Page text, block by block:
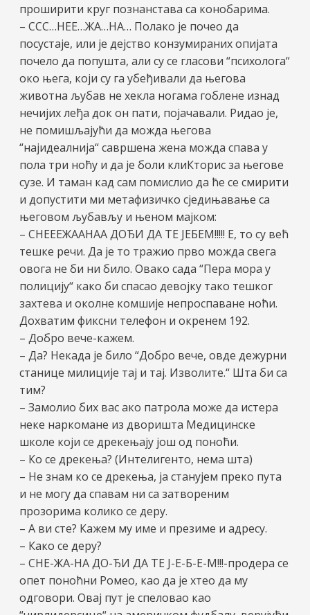
проширити круг познанстава са конобарима.
– ССС…НЕЕ…ЖА…НА… Полако је почео да
посустаје, или је дејство конзумираних опијата
почело да попушта, али су се гласови “психолога“
око њега, који су га убеђивали да његова
животна љубав не хекла ногама гоблене изнад
нечијих леђа док он пати, појачавали. Ридао је,
не помишљајући да можда његова
“најидеалнија“ савршена жена можда спава у
пола три ноћу и да је боли клиКторис за његове
сузе. И таман кад сам помислио да ће се смирити
и допустити ми метафизичко сједињавање са
његовом љубављу и њеном мајком:
– СНЕЕЕЖААНАА ДОЂИ ДА ТЕ ЈЕБЕМ!!!!! Е, то су већ
тешке речи. Да је то тражио прво можда свега
овога не би ни било. Овако сада “Пера мора у
полицију“ како би спасао девојку тако тешког
захтева и околне комшије непроспаване ноћи.
Дохватим фиксни телефон и окренем 192.
– Добро вече-кажем.
– Да? Некада је било “Добро вече, овде дежурни
станице милиције тај и тај. Изволите.“ Шта би са
тим?
– Замолио бих вас ако патрола може да истера
неке наркомане из дворишта Медицинске
школе који се дрекењају још од поноћи.
– Ко се дрекења? (Интелигенто, нема шта)
– Не знам ко се дрекења, ја станујем преко пута
и не могу да спавам ни са затвореним
прозорима колико се деру.
– А ви сте? Кажем му име и презиме и адресу.
– Како се деру?
– СНЕ-ЖА-НА ДО-ЂИ ДА ТЕ Ј-Е-Б-Е-М!!!-продера се
опет поноћни Ромео, као да је хтео да му
одговори. Овај пут је спеловао као